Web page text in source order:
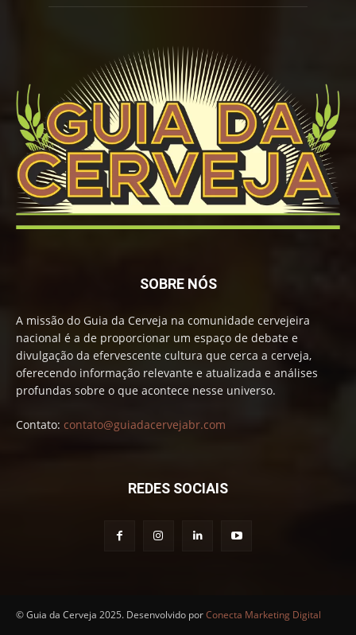
SOBRE NÓS
A missão do Guia da Cerveja na comunidade cervejeira
nacional é a de proporcionar um espaço de debate e
divulgação da efervescente cultura que cerca a cerveja,
oferecendo informação relevante e atualizada e análises
profundas sobre o que acontece nesse universo.
Contato: contato@guiadacervejabr.com
REDES SOCIAIS
© Guia da Cerveja 2025. Desenvolvido porConecta Marketing Digital